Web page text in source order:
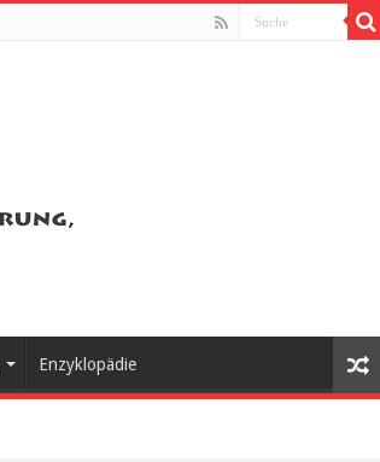
Enzyklopädie